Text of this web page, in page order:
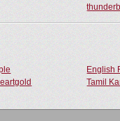
English
Tamil